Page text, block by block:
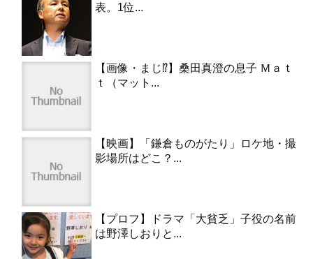
表。1位...
【画像・まじ⁉︎】桑田真澄の息子 Ｍａｔ
ｔ（マット...
【映画】「鎌倉ものがたり」ロケ地・撮
影場所はどこ？...
【プロフ】ドラマ「大貧乏」子役の名前
は野澤しおりと...